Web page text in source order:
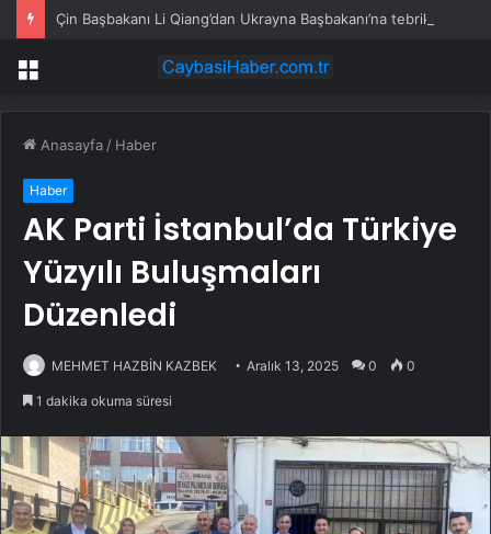
Menü
Anasayfa / Haber
Haber
AK Parti İstanbul’da Türkiye
Yüzyılı Buluşmaları
Düzenledi
MEHMET HAZBİN KAZBEK Aralık 13, 2025 0 0
1 dakika okuma süresi